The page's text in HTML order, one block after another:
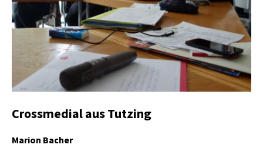
Crossmedial aus Tutzing
Marion Bacher